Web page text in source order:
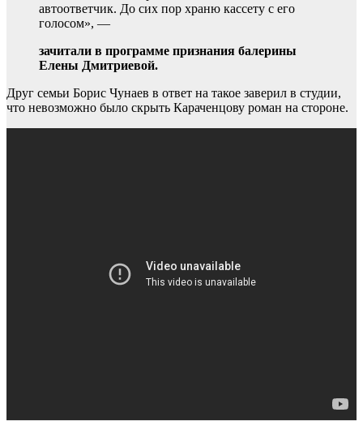
автоответчик. До сих пор храню кассету с его
голосом», —
зачитали в программе признания балерины
Елены Дмитриевой.
Друг семьи Борис Чунаев в ответ на такое заверил в студии,
что невозможно было скрыть Караченцову роман на стороне.